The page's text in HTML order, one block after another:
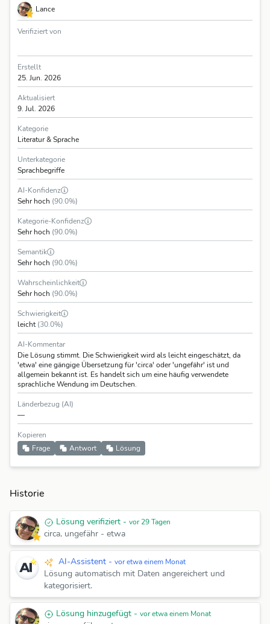
Lance
Verifiziert von
Erstellt
25. Jun. 2026
Aktualisiert
9. Jul. 2026
Kategorie
Literatur & Sprache
Unterkategorie
Sprachbegriffe
AI-Konfidenz
Sehr hoch (90.0%)
Kategorie-Konfidenz
Sehr hoch (90.0%)
Semantik
Sehr hoch (90.0%)
Wahrscheinlichkeit
Sehr hoch (90.0%)
Schwierigkeit
leicht(30.0%)
AI-Kommentar
Die Lösung stimmt. Die Schwierigkeit wird als leicht eingeschätzt, da
'etwa' eine gängige Übersetzung für 'circa' oder 'ungefähr' ist und
allgemein bekannt ist. Es handelt sich um eine häufig verwendete
sprachliche Wendung im Deutschen.
Länderbezug (AI)
—
Kopieren
Frage
Antwort Lösung
Historie
Lösung verifiziert - vor 29 Tagen
circa, ungefähr - etwa
AI-Assistent - vor etwa einem Monat
Lösung automatisch mit Daten angereichert und
kategorisiert.
Lösung hinzugefügt - vor etwa einem Monat